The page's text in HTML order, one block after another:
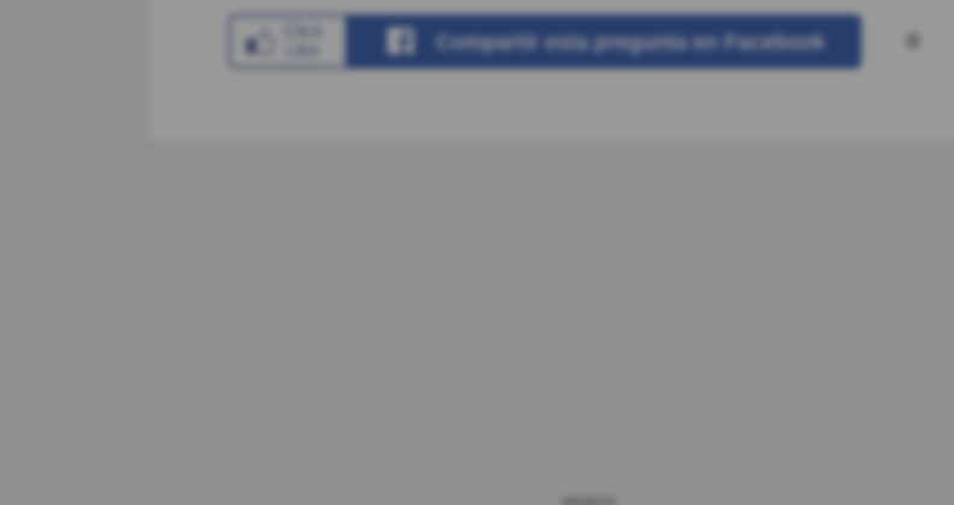
Compartir esta preguntaen Facebook